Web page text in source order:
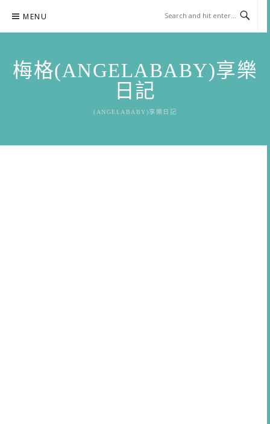
content
MENU
梅格(ANGELABABY)享樂
日記
(ANGELABABY)享樂日記